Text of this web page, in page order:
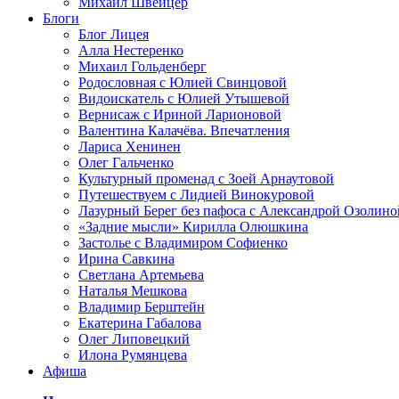
Блоги
Блог Лицея
Алла Нестеренко
Михаил Гольденберг
Родословная с Юлией Свинцовой
Видоискатель с Юлией Утышевой
Вернисаж с Ириной Ларионовой
Валентина Калачёва. Впечатления
Лариса Хенинен
Олег Гальченко
Культурный променад с Зоей Арнаутовой
Путешествуем с Лидией Винокуровой
Лазурный Берег без пафоса с Александрой
«Задние мысли» Кирилла Олюшкина
Застолье с Владимиром Софиенко
Ирина Савкина
Светлана Артемьева
Наталья Мешкова
Владимир Берштейн
Екатерина Габалова
Олег Липовецкий
Илона Румянцева
Афиша